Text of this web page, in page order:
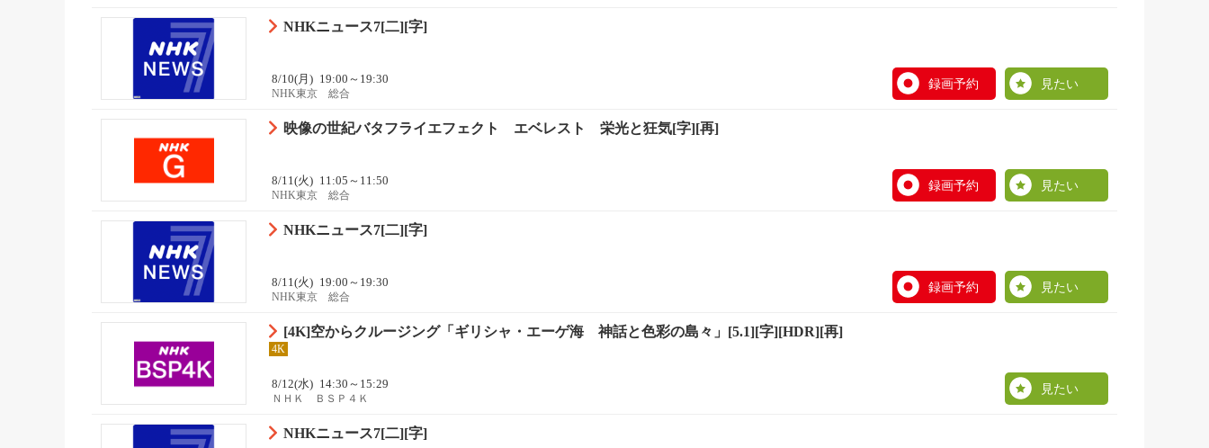
NHKニュース7[二][字]
8/10(月) 19:00～19:30
NHK東京 総合
録画予約 見たい
映像の世紀バタフライエフェクト エベレスト 栄光と狂気[字][再]
8/11(火) 11:05～11:50
NHK東京 総合
録画予約 見たい
NHKニュース7[二][字]
8/11(火) 19:00～19:30
NHK東京 総合
録画予約 見たい
[4K]空からクルージング「ギリシャ・エーゲ海 神話と色彩の島々」[5.1][字][HDR][再]
4K
8/12(水) 14:30～15:29
ＮＨＫ ＢＳＰ４Ｋ
見たい
NHKニュース7[二][字]